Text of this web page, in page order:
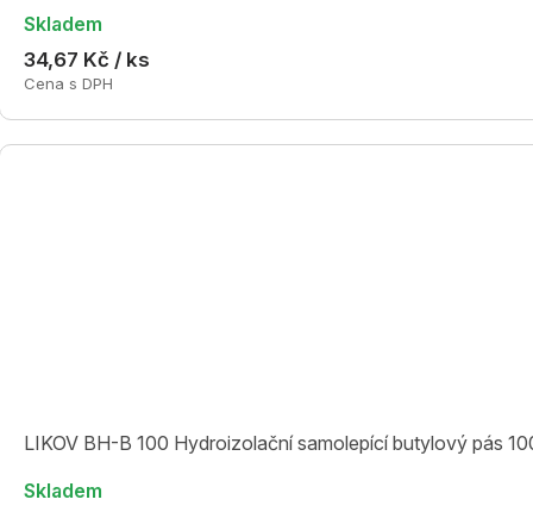
Skladem
34,67 Kč / ks
Cena s DPH
LIKOV BH-B 100 Hydroizolační samolepící butylový pás
Skladem